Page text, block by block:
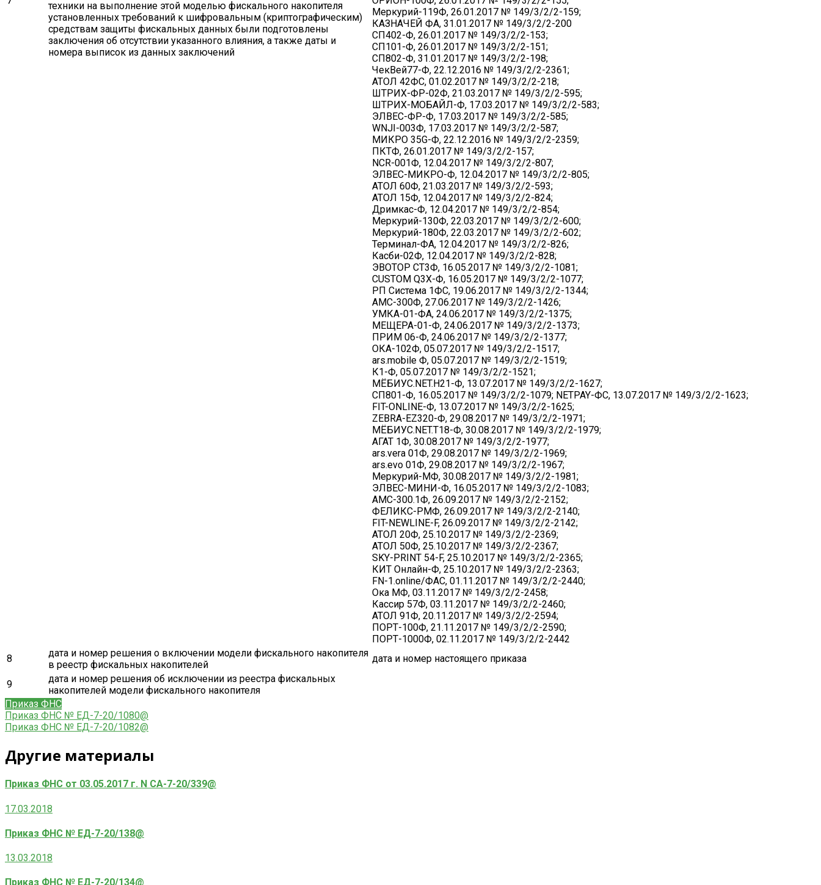
техники на выполнение этой моделью фискального накопителя
установленных требований к шифровальным (криптографическим)
средствам защиты фискальных данных были подготовлены
заключения об отсутствии указанного влияния, а также даты и
номера выписок из данных заключений
Меркурий-119Ф, 26.01.2017 № 149/3/2/2-159;
КАЗНАЧЕЙ ФА, 31.01.2017 № 149/3/2/2-200
СП402-Ф, 26.01.2017 № 149/3/2/2-153;
СП101-Ф, 26.01.2017 № 149/3/2/2-151;
СП802-Ф, 31.01.2017 № 149/3/2/2-198;
ЧекВей77-Ф, 22.12.2016 № 149/3/2/2-2361;
АТОЛ 42ФС, 01.02.2017 № 149/3/2/2-218;
ШТРИХ-ФР-02Ф, 21.03.2017 № 149/3/2/2-595;
ШТРИХ-МОБАЙЛ-Ф, 17.03.2017 № 149/3/2/2-583;
ЭЛВЕС-ФР-Ф, 17.03.2017 № 149/3/2/2-585;
WNJI-003Ф, 17.03.2017 № 149/3/2/2-587;
МИКРО 35G-Ф, 22.12.2016 № 149/3/2/2-2359;
ПКТФ, 26.01.2017 № 149/3/2/2-157;
NCR-001Ф, 12.04.2017 № 149/3/2/2-807;
ЭЛВЕС-МИКРО-Ф, 12.04.2017 № 149/3/2/2-805;
АТОЛ 60Ф, 21.03.2017 № 149/3/2/2-593;
АТОЛ 15Ф, 12.04.2017 № 149/3/2/2-824;
Дримкас-Ф, 12.04.2017 № 149/3/2/2-854;
Меркурий-130Ф, 22.03.2017 № 149/3/2/2-600;
Меркурий-180Ф, 22.03.2017 № 149/3/2/2-602;
Терминал-ФА, 12.04.2017 № 149/3/2/2-826;
Касби-02Ф, 12.04.2017 № 149/3/2/2-828;
ЭВОТОР СТ3Ф, 16.05.2017 № 149/3/2/2-1081;
CUSTOM Q3X-Ф, 16.05.2017 № 149/3/2/2-1077;
РП Система 1ФС, 19.06.2017 № 149/3/2/2-1344;
АМС-300Ф, 27.06.2017 № 149/3/2/2-1426;
УМКА-01-ФА, 24.06.2017 № 149/3/2/2-1375;
МЕЩЕРА-01-Ф, 24.06.2017 № 149/3/2/2-1373;
ПРИМ 06-Ф, 24.06.2017 № 149/3/2/2-1377;
ОКА-102Ф, 05.07.2017 № 149/3/2/2-1517;
ars.mobile Ф, 05.07.2017 № 149/3/2/2-1519;
К1-Ф, 05.07.2017 № 149/3/2/2-1521;
МЁБИУС.NET.H21-Ф, 13.07.2017 № 149/3/2/2-1627;
СП801-Ф, 16.05.2017 № 149/3/2/2-1079; NETPAY-ФС, 13.07.2017 № 149/3/2/2-1623;
FIT-ONLINE-Ф, 13.07.2017 № 149/3/2/2-1625;
ZEBRA-EZ320-Ф, 29.08.2017 № 149/3/2/2-1971;
МЁБИУС.NET.T18-Ф, 30.08.2017 № 149/3/2/2-1979;
АГАТ 1Ф, 30.08.2017 № 149/3/2/2-1977;
ars.vera 01Ф, 29.08.2017 № 149/3/2/2-1969;
ars.evo 01Ф, 29.08.2017 № 149/3/2/2-1967;
Меркурий-МФ, 30.08.2017 № 149/3/2/2-1981;
ЭЛВЕС-МИНИ-Ф, 16.05.2017 № 149/3/2/2-1083;
АМС-300.1Ф, 26.09.2017 № 149/3/2/2-2152;
ФЕЛИКС-РМФ, 26.09.2017 № 149/3/2/2-2140;
FIT-NEWLINE-F, 26.09.2017 № 149/3/2/2-2142;
АТОЛ 20Ф, 25.10.2017 № 149/3/2/2-2369;
АТОЛ 50Ф, 25.10.2017 № 149/3/2/2-2367;
SKY-PRINT 54-F, 25.10.2017 № 149/3/2/2-2365;
КИТ Онлайн-Ф, 25.10.2017 № 149/3/2/2-2363;
FN-1.online/ФАС, 01.11.2017 № 149/3/2/2-2440;
Ока МФ, 03.11.2017 № 149/3/2/2-2458;
Кассир 57Ф, 03.11.2017 № 149/3/2/2-2460;
АТОЛ 91Ф, 20.11.2017 № 149/3/2/2-2594;
ПОРТ-100Ф, 21.11.2017 № 149/3/2/2-2590;
ПОРТ-1000Ф, 02.11.2017 № 149/3/2/2-2442
8
дата и номер решения о включении модели фискального накопителя
в реестр фискальных накопителей
дата и номер настоящего приказа
9
дата и номер решения об исключении из реестра фискальных
накопителей модели фискального накопителя
Приказ ФНС
Навигация
по
записям
Previous
Post:
Приказ ФНС № ЕД-7-20/1080@
Next
Приказ ФНС № ЕД-7-20/1082@
Другие материалы
Приказ ФНС от 03.05.2017 г. N СА-7-20/339@
17.03.2018
Приказ ФНС № ЕД-7-20/138@
13.03.2018
Приказ ФНС № ЕД-7-20/134@